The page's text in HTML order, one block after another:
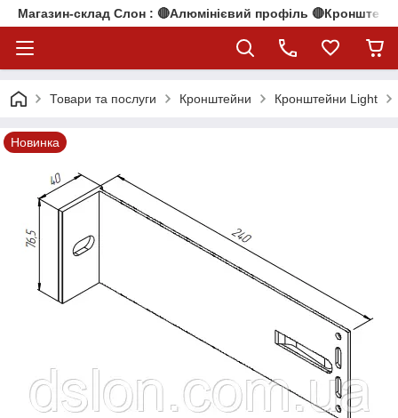
Магазин-склад Слон : 🔴Алюмінієвий профіль
Товари та послуги Кронштейни Кронштейни Light
Новинка